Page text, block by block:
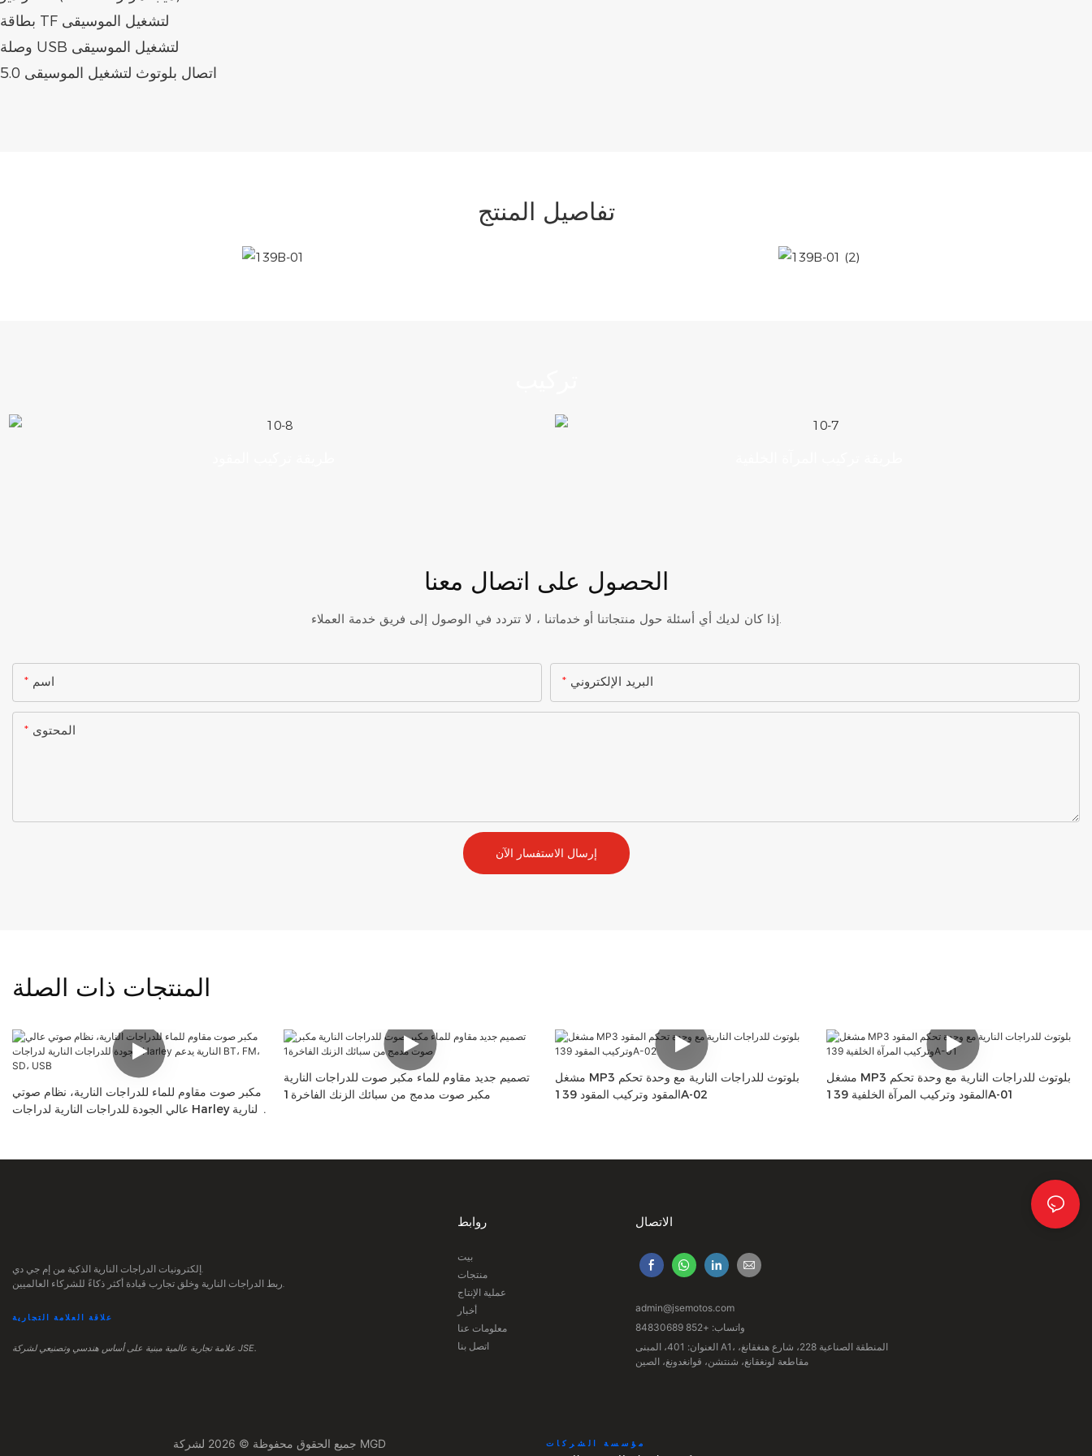
بطاقة TF لتشغيل الموسيقى
وصلة USB لتشغيل الموسيقى
5.0 اتصال بلوتوث لتشغيل الموسيقى
تفاصيل المنتج
الحصول على اتصال معنا
اسم البريد الإلكتروني
المحتوى
إرسال الاستفسار الآن
المنتجات ذات الصلة
مكبر صوت مقاوم للماء للدراجات النارية، نظام صوتي
عالي الجودة للدراجات النارية لدراجات Harley النارية
تصميم جديد مقاوم للماء مكبر صوت للدراجات النارية
مكبر صوت مدمج من سبائك الزنك الفاخرة1
مشغل MP3 بلوتوث للدراجات النارية مع وحدة تحكم
المقود وتركيب المقود 139A-02
مشغل MP3 بلوتوث للدراجات النارية مع وحدة تحكم
المقود وتركيب المرآة الخلفية 139A-01
إلكترونيات الدراجات النارية الذكية من إم جي دي.
ربط الدراجات النارية وخلق تجارب قيادة أكثر ذكاءً للشركاء العالميين.
علاقة العلامة التجارية
علامة تجارية عالمية مبنية على أساس هندسي وتصنيعي لشركة JSE.
روابط
بيت
منتجات
عملية الإنتاج
أخبار
معلومات عنا
اتصل بنا
الاتصال
admin@jsemotos.com
واتساب: +852 84830689
العنوان: 401، المبنى A1، المنطقة الصناعية 228، شارع هنغقانغ،
مقاطعة لونغقانغ، شنتشن، قوانغدونغ، الصين
جميع الحقوق محفوظة © 2026 لشركة MGD
مؤسسة الشركات